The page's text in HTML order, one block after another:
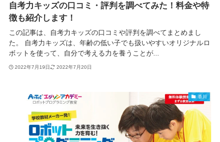
自考力キッズの口コミ・評判を調べてみた！料金や特
徴も紹介します！
この記事は、自考力キッズの口コミや評判を調べてまとめまし
た。 自考力キッズは、年齢の低い子でも扱いやすいオリジナルロ
ボットを使って、自分で考える力を養うことが...
2022年7月19日 2022年7月20日
香川